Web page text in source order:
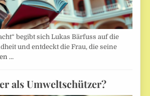
begibt sich Lukas Bärfuss auf die
und entdeckt die Frau, die seine
…
als Umweltschützer?